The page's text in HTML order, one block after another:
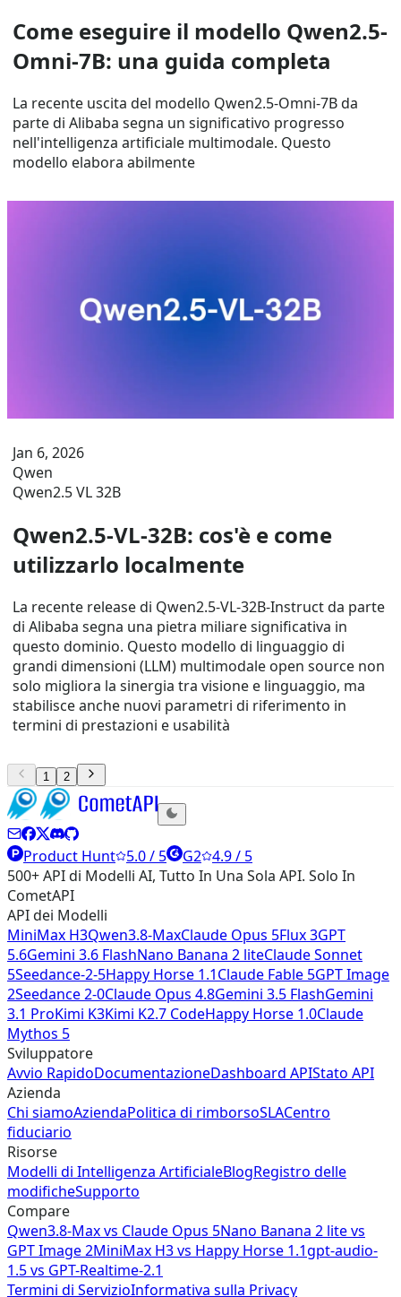
Come eseguire il modello Qwen2.5-
Omni-7B: una guida completa
La recente uscita del modello Qwen2.5-Omni-7B da
parte di Alibaba segna un significativo progresso
nell'intelligenza artificiale multimodale. Questo
modello elabora abilmente
Jan 6, 2026
Qwen
Qwen2.5 VL 32B
Qwen2.5-VL-32B: cos'è e come
utilizzarlo localmente
La recente release di Qwen2.5-VL-32B-Instruct da parte
di Alibaba segna una pietra miliare significativa in
questo dominio. Questo modello di linguaggio di
grandi dimensioni (LLM) multimodale open source non
solo migliora la sinergia tra visione e linguaggio, ma
stabilisce anche nuovi parametri di riferimento in
termini di prestazioni e usabilità
1 2
Product Hunt 5.0 / 5 G2 4.9 / 5
500+ API di Modelli AI, Tutto In Una Sola API. Solo In
CometAPI
API dei Modelli
MiniMax H3Qwen3.8-MaxClaude Opus 5Flux 3GPT
5.6Gemini 3.6 FlashNano Banana 2 liteClaude Sonnet
5Seedance-2-5Happy Horse 1.1Claude Fable 5GPT Image
2Seedance 2-0Claude Opus 4.8Gemini 3.5 FlashGemini
3.1 ProKimi K3Kimi K2.7 CodeHappy Horse 1.0Claude
Mythos 5
Sviluppatore
Avvio RapidoDocumentazioneDashboard APIStato API
Azienda
Chi siamoAziendaPolitica di rimborsoSLACentro
fiduciario
Risorse
Modelli di Intelligenza ArtificialeBlogRegistro delle
modificheSupporto
Compare
Qwen3.8-Maxvs Claude Opus 5Nano Banana 2 litevs
GPT Image 2MiniMax H3vs Happy Horse 1.1gpt-audio-
1.5vs GPT-Realtime-2.1
Termini di ServizioInformativa sulla Privacy